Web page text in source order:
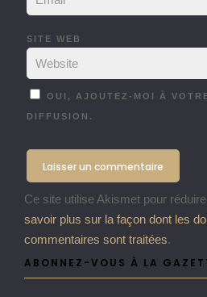
SITE WEB
OUI, AJOUTEZ-MOI À
DIFFUSION.
Ce site utilise Akismet pour
savoir plus sur la façon dont les
commentaires sont traitées.
ABONNEZ-VOUS À LA